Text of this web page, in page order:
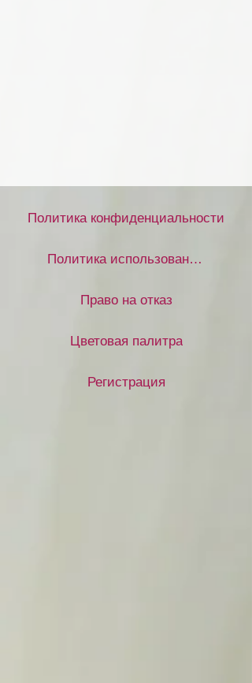
Политика конфиденциальности
Политика использования файлов cookie
Право на отказ
Цветовая палитра
Регистрация